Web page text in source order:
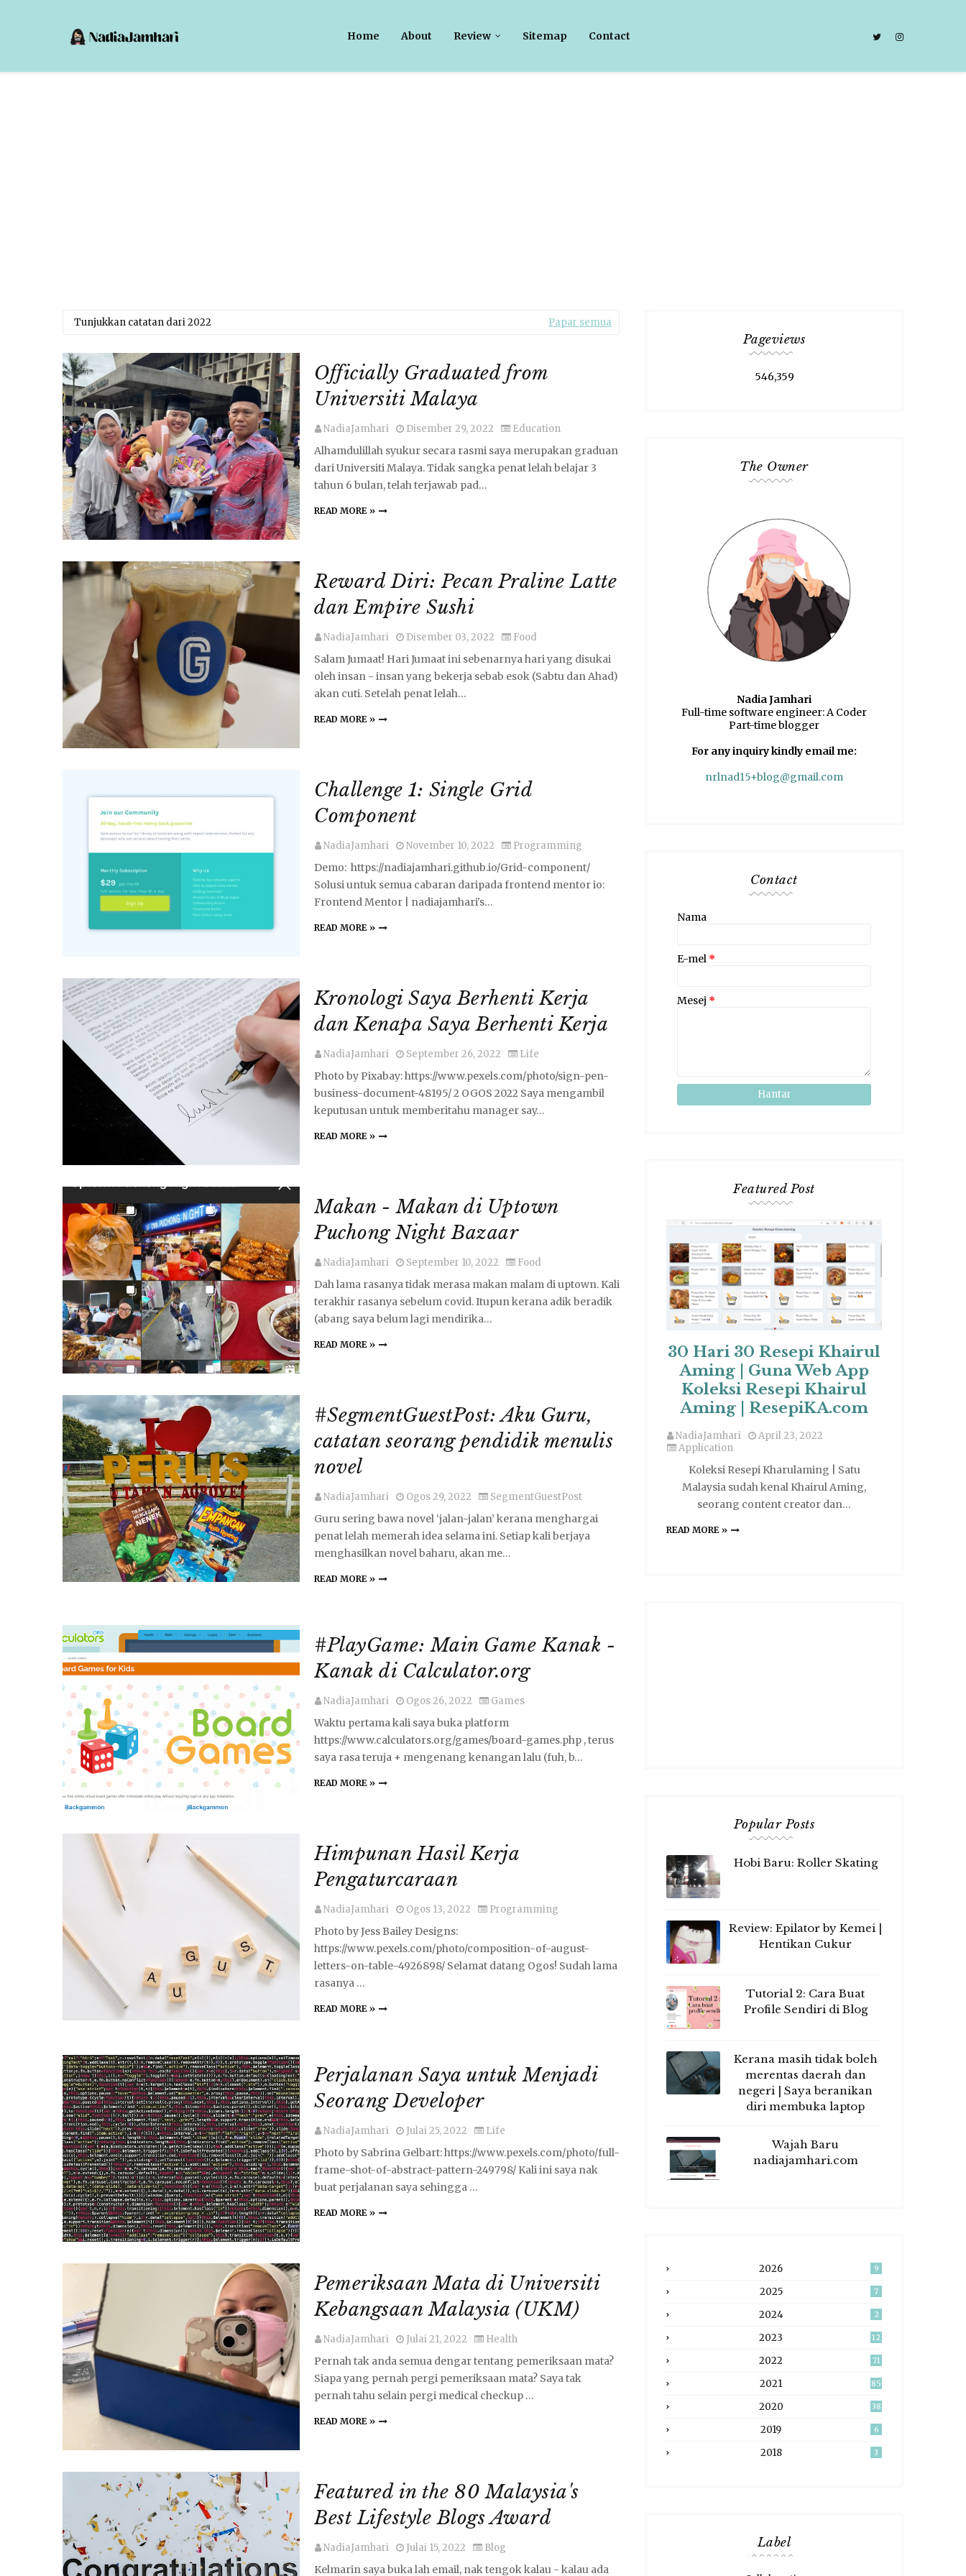
Home About Review Sitemap Contact
Tunjukkan catatan dari 2022 Papar semua
Officially Graduated from
Universiti Malaya
NadiaJamhari Disember 29, 2022 Education
Alhamdulillah syukur secara rasmi saya merupakan graduan
dari Universiti Malaya. Tidak sangka penat lelah belajar 3
tahun 6 bulan, telah terjawab pad…
READ MORE »
Reward Diri: Pecan Praline Latte
dan Empire Sushi
NadiaJamhari Disember 03, 2022 Food
Salam Jumaat! Hari Jumaat ini sebenarnya hari yang disukai
oleh insan - insan yang bekerja sebab esok (Sabtu dan Ahad)
akan cuti. Setelah penat lelah…
READ MORE »
Challenge 1: Single Grid
Component
NadiaJamhari November 10, 2022 Programming
Demo: https://nadiajamhari.github.io/Grid-component/
Solusi untuk semua cabaran daripada frontend mentor io:
Frontend Mentor | nadiajamhari's…
READ MORE »
Kronologi Saya Berhenti Kerja
dan Kenapa Saya Berhenti Kerja
NadiaJamhari September 26, 2022 Life
Photo by Pixabay: https://www.pexels.com/photo/sign-pen-
business-document-48195/ 2 OGOS 2022 Saya mengambil
keputusan untuk memberitahu manager say…
READ MORE »
Makan - Makan di Uptown
Puchong Night Bazaar
NadiaJamhari September 10, 2022 Food
Dah lama rasanya tidak merasa makan malam di uptown. Kali
terakhir rasanya sebelum covid. Itupun kerana adik beradik
(abang saya belum lagi mendirika…
READ MORE »
#SegmentGuestPost: Aku Guru,
catatan seorang pendidik menulis
novel
NadiaJamhari Ogos 29, 2022 SegmentGuestPost
Guru sering bawa novel ‘jalan-jalan’ kerana menghargai
penat lelah memerah idea selama ini. Setiap kali berjaya
menghasilkan novel baharu, akan me…
READ MORE »
#PlayGame: Main Game Kanak -
Kanak di Calculator.org
NadiaJamhari Ogos 26, 2022 Games
Waktu pertama kali saya buka platform
https://www.calculators.org/games/board-games.php , terus
saya rasa teruja + mengenang kenangan lalu (fuh, b…
READ MORE »
Himpunan Hasil Kerja
Pengaturcaraan
NadiaJamhari Ogos 13, 2022 Programming
Photo by Jess Bailey Designs:
https://www.pexels.com/photo/composition-of-august-
letters-on-table-4926898/ Selamat datang Ogos! Sudah lama
rasanya …
READ MORE »
Perjalanan Saya untuk Menjadi
Seorang Developer
NadiaJamhari Julai 25, 2022 Life
Photo by Sabrina Gelbart: https://www.pexels.com/photo/full-
frame-shot-of-abstract-pattern-249798/ Kali ini saya nak
buat perjalanan saya sehingga …
READ MORE »
Pemeriksaan Mata di Universiti
Kebangsaan Malaysia (UKM)
NadiaJamhari Julai 21, 2022 Health
Pernah tak anda semua dengar tentang pemeriksaan mata?
Siapa yang pernah pergi pemeriksaan mata? Saya tak
pernah tahu selain pergi medical checkup …
READ MORE »
Featured in the 80 Malaysia's
Best Lifestyle Blogs Award
NadiaJamhari Julai 15, 2022 Blog
Kelmarin saya buka lah email, nak tengok kalau - kalau ada
Pageviews
546,359
The Owner
Nadia Jamhari
Full-time software engineer: A Coder
Part-time blogger
For any inquiry kindly email me:
nrlnad15+blog@gmail.com
Contact
Nama
E-mel *
Mesej *
Featured Post
30 Hari 30 Resepi Khairul
Aming | Guna Web App
Koleksi Resepi Khairul
Aming | ResepiKA.com
NadiaJamhari
April 23, 2022
Application
Koleksi Resepi Kharulaming | Satu
Malaysia sudah kenal Khairul Aming,
seorang content creator dan…
READ MORE »
Popular Posts
Hobi Baru: Roller Skating
Review: Epilator by Kemei |
Hentikan Cukur
Tutorial 2: Cara Buat
Profile Sendiri di Blog
Kerana masih tidak boleh
merentas daerah dan
negeri | Saya beranikan
diri membuka laptop
Wajah Baru
nadiajamhari.com
2026 9
2025 7
2024 2
2023 12
2022 71
2021 85
2020 38
2019 6
2018 3
Label